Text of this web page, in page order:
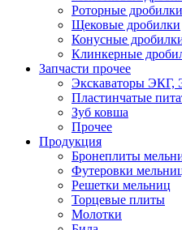
Роторные дробилки
Щековые дробилки
Конусные
Клинкерные
Запчасти прочее
Экскаваторы
Пластинчатые
Зуб ковша
Прочее
Продукция
Бронеплиты
Футеровки
Решетки мельниц
Торцевые плиты
Молотки